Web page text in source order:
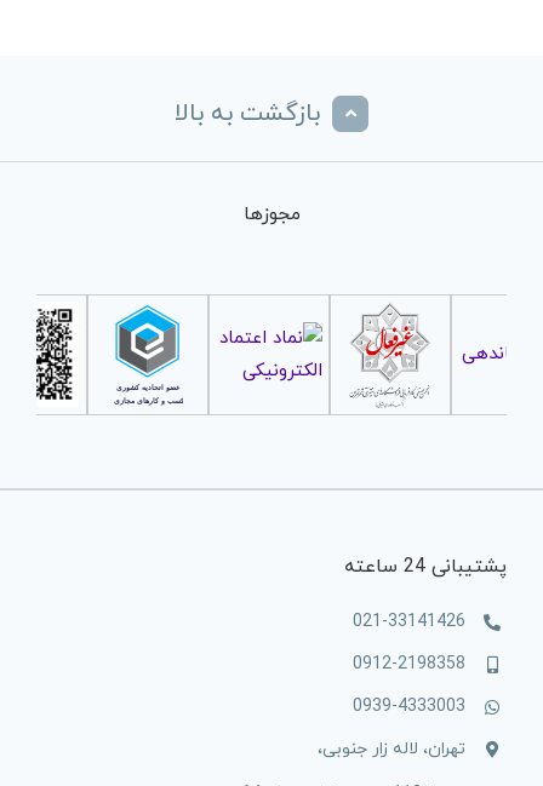
بازگشت به بالا
مجوزها
پشتیبانی 24 ساعته
021-33141426
0912-2198358
0939-4333003
تهران، لاله زار جنوبی،